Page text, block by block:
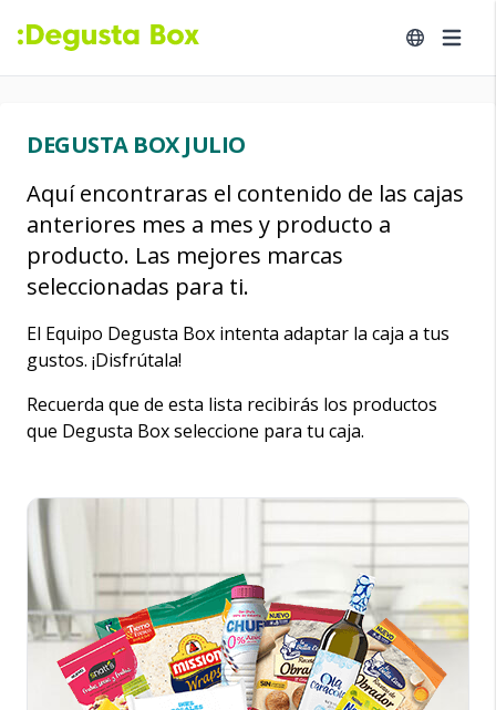
DEGUSTA BOX JULIO
Aquí encontraras el contenido de las cajas
anteriores mes a mes y producto a
producto. Las mejores marcas
seleccionadas para ti.
El Equipo Degusta Box intenta adaptar la caja a tus
gustos. ¡Disfrútala!
Recuerda que de esta lista recibirás los productos
que Degusta Box seleccione para tu caja.